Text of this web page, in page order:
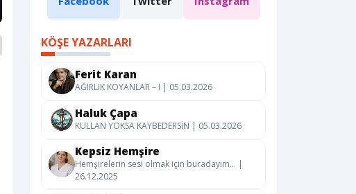
KÖŞE YAZARLARI
Ferit Karan
AĞIRLIK KOYANLAR – I | 05.03.2026
Haluk Çapa
KULLAN YOKSA KAYBEDERSİN | 05.03.2026
Kepsiz Hemşire
Hemşirelerin sesi olmak için buradayım… |
26.12.2025